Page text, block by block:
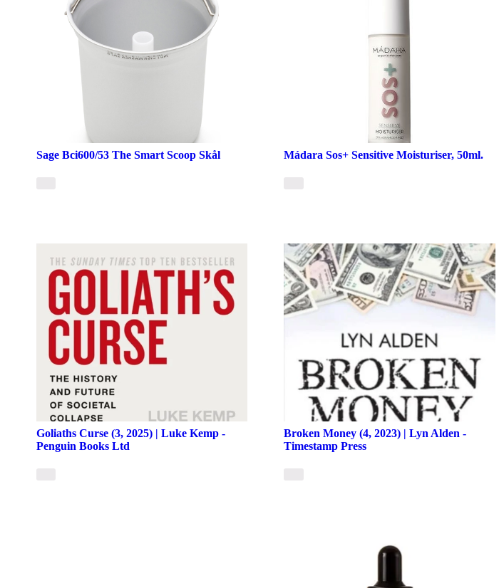
Sage Bci600/53 The Smart Scoop Skål Mádara Sos+ Sensitive Moisturiser, 50ml.
Goliaths Curse (3, 2025) | Luke Kemp -
Penguin Books Ltd
Broken Money (4, 2023) | Lyn Alden -
Timestamp Press